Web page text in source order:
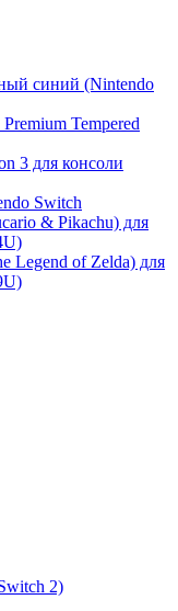
синий (Nintendo
Tempered
3 для консоли
Switch
& Pikachu) для
Legend of Zelda) для
2)